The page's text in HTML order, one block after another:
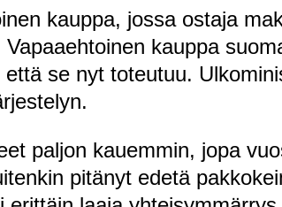
kauppa, jossa ostaja
kauppa
se nyt toteutuu.
paljon kauemmin, jopa
pitänyt edetä